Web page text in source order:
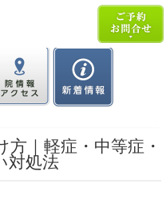
｜軽症・中等症・
対処法